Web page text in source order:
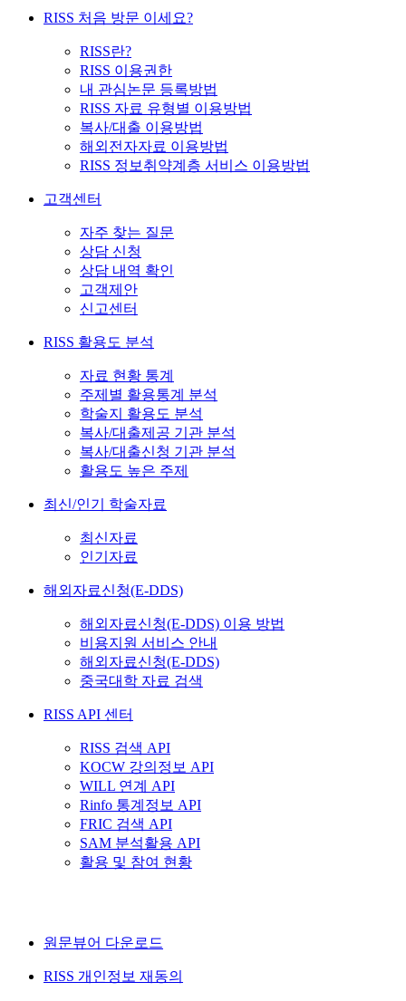
RISS 처음 방문 이세요?
RISS란?
RISS 이용권한
내 관심논문 등록방법
RISS 자료 유형별 이용방법
복사/대출 이용방법
해외전자자료 이용방법
RISS 정보취약계층 서비스 이용방법
고객센터
자주 찾는 질문
상담 신청
상담 내역 확인
고객제안
신고센터
RISS 활용도 분석
자료 현황 통계
주제별 활용통계 분석
학술지 활용도 분석
복사/대출제공 기관 분석
복사/대출신청 기관 분석
활용도 높은 주제
최신/인기 학술자료
최신자료
인기자료
해외자료신청(E-DDS)
해외자료신청(E-DDS) 이용 방법
비용지원 서비스 안내
해외자료신청(E-DDS)
중국대학 자료 검색
RISS API 센터
RISS 검색 API
KOCW 강의정보 API
WILL 연계 API
Rinfo 통계정보 API
FRIC 검색 API
SAM 분석활용 API
활용 및 참여 현황
원문뷰어 다운로드
RISS 개인정보 재동의